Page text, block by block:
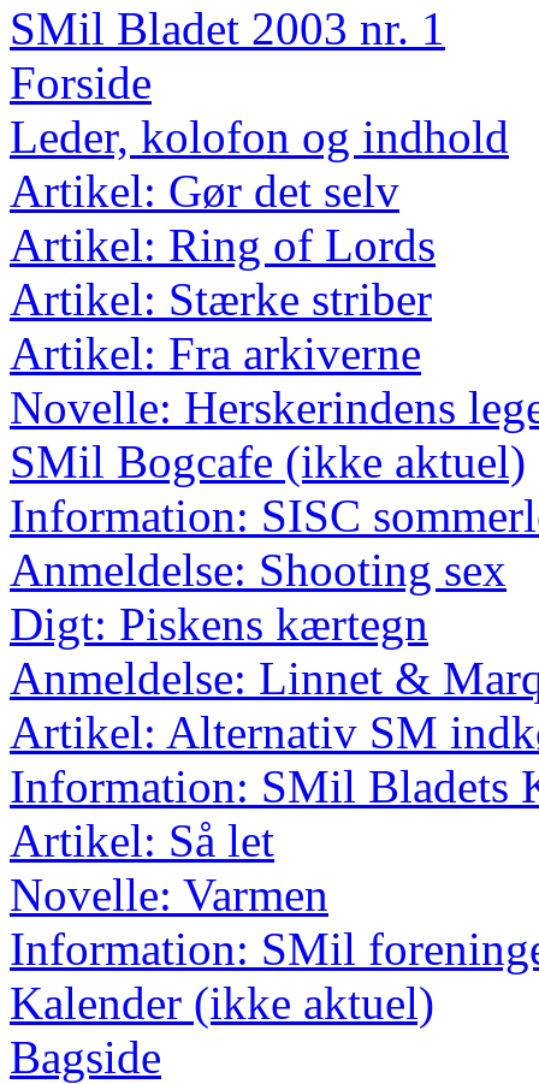
SMil Bladet 2003 nr. 1
Forside
Leder, kolofon og indhold
Artikel: Gør det selv
Artikel: Ring of Lords
Artikel: Stærke striber
Artikel: Fra arkiverne
Novelle: Herskerindens
SMil Bogcafe (ikke aktuel)
Information: SISC
Anmeldelse: Shooting sex
Digt: Piskens kærtegn
Anmeldelse: Linnet &
Artikel: Alternativ SM
Information: SMil Bladets
Artikel: Så let
Novelle: Varmen
Information: SMil
Kalender (ikke aktuel)
Bagside